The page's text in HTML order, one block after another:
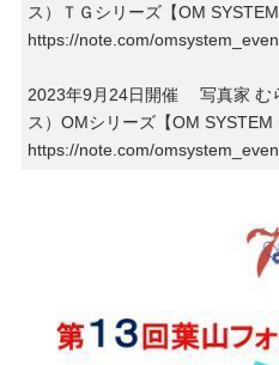
ス）ＴＧシリーズ【OM
https://note.com/
2023年9月24日開催 写真家 む
ス）OMシリーズ【OM
https://note.com/